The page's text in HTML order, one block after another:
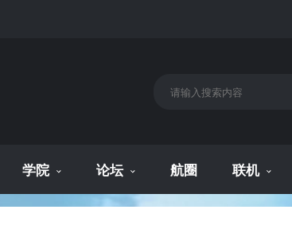
学院 论坛 航圈 联机